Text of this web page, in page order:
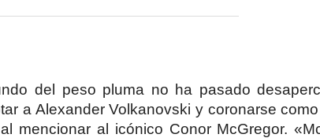
del peso pluma no ha pasado
a Alexander Volkanovski y coronarse
mencionar al icónico Conor McGregor.